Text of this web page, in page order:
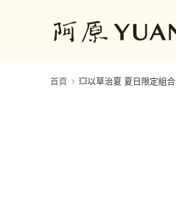
首頁 💥以草治夏 夏日限定組合